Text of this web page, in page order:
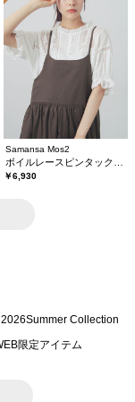
Samansa Mos2
￥6,930